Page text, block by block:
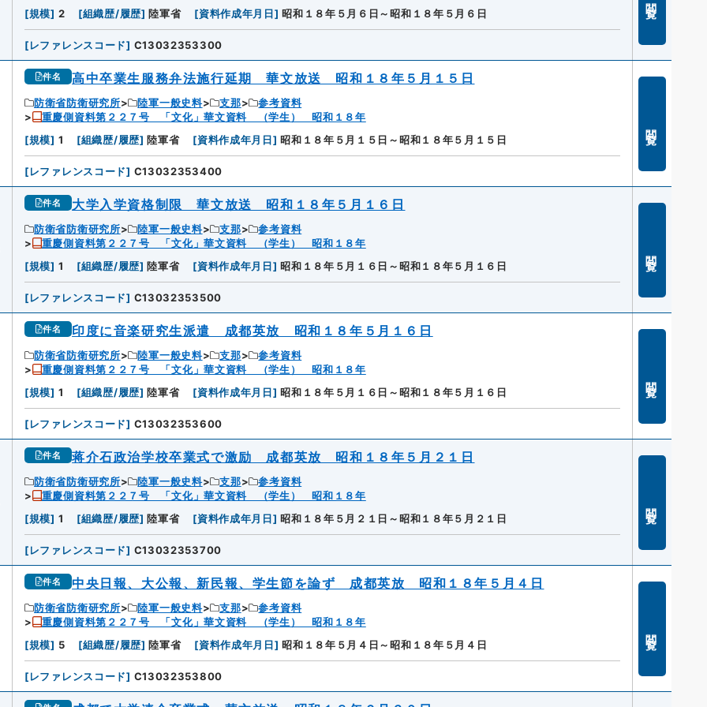
[規模] 2 [組織歴/履歴] 陸軍省 [資料作成年月日] 昭和１８年５月６日～昭和１８年５月６日
[レファレンスコード] C13032353300
件名 高中卒業生服務弁法施行延期 華文放送 昭和１８年５月１５日
防衛省防衛研究所 陸軍一般史料 支那
参考資料
重慶側資料第２２７号 「文化」華文資料 （学生） 昭和１８年
[規模] 1 [組織歴/履歴] 陸軍省 [資料作成年月日] 昭和１８年５月１５日～昭和１８年５月１５日
[レファレンスコード] C13032353400
件名 大学入学資格制限 華文放送 昭和１８年５月１６日
防衛省防衛研究所 陸軍一般史料 支那
参考資料
重慶側資料第２２７号 「文化」華文資料 （学生） 昭和１８年
[規模] 1 [組織歴/履歴] 陸軍省 [資料作成年月日] 昭和１８年５月１６日～昭和１８年５月１６日
[レファレンスコード] C13032353500
件名 印度に音楽研究生派遣 成都英放 昭和１８年５月１６日
防衛省防衛研究所 陸軍一般史料 支那
参考資料
重慶側資料第２２７号 「文化」華文資料 （学生） 昭和１８年
[規模] 1 [組織歴/履歴] 陸軍省 [資料作成年月日] 昭和１８年５月１６日～昭和１８年５月１６日
[レファレンスコード] C13032353600
件名 蒋介石政治学校卒業式で激励 成都英放 昭和１８年５月２１日
防衛省防衛研究所 陸軍一般史料 支那
参考資料
重慶側資料第２２７号 「文化」華文資料 （学生） 昭和１８年
[規模] 1 [組織歴/履歴] 陸軍省 [資料作成年月日] 昭和１８年５月２１日～昭和１８年５月２１日
[レファレンスコード] C13032353700
件名 中央日報、大公報、新民報、学生節を論ず 成都英放 昭和１８年５月４日
防衛省防衛研究所 陸軍一般史料 支那
参考資料
重慶側資料第２２７号 「文化」華文資料 （学生） 昭和１８年
[規模] 5 [組織歴/履歴] 陸軍省 [資料作成年月日] 昭和１８年５月４日～昭和１８年５月４日
[レファレンスコード] C13032353800